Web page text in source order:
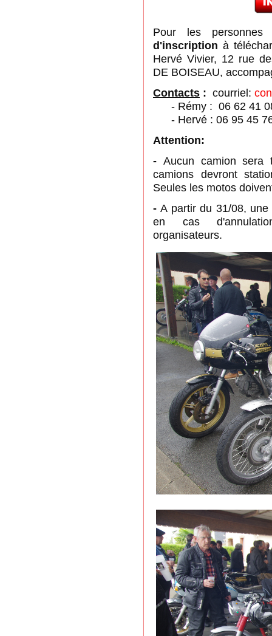
Pour les
d'inscription à
Hervé Vivier, 12 rue
DE BOISEAU,
Contacts : courriel:
- Rémy : 06 62 41
- Hervé : 06 95 45
Attention:
- Aucun camion
camions devront
Seules les motos
-A partir du 31/08,
en cas
organisateurs.